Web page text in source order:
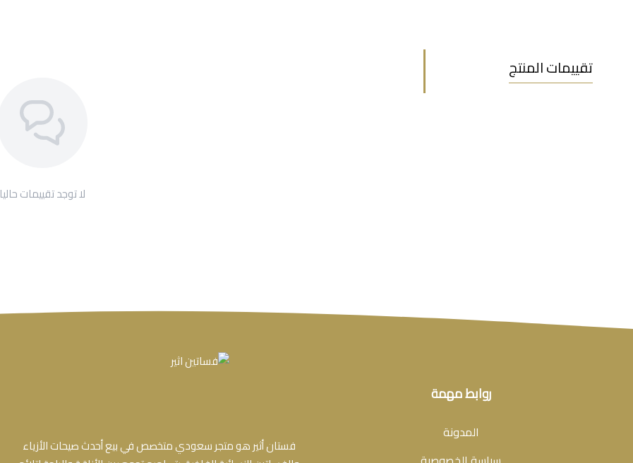
تقييمات المنتج
لا توجد تقييمات حاليا
روابط مهمة
المدونة
فستان أثير هو متجر سعودي متخصص في بيع أحدث صيحات الأزياء